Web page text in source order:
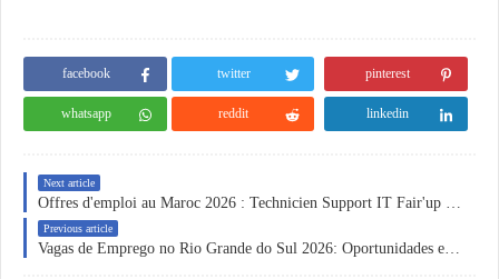
facebook twitter pinterest
whatsapp reddit linkedin
Next article
Previous article